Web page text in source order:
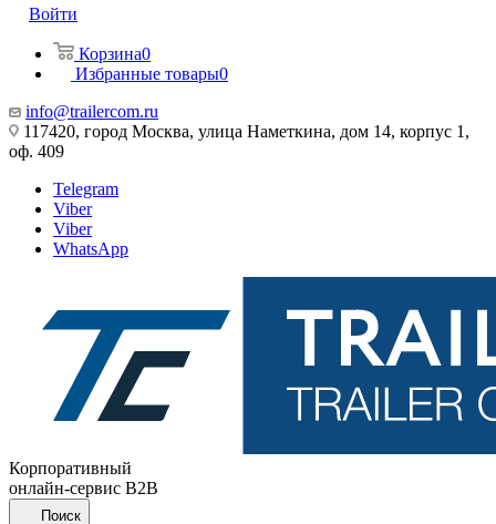
Войти
Корзина0
Избранные товары0
info@trailercom.ru
117420, город Москва, улица Наметкина, дом 14, корпус 1,
оф. 409
Telegram
Viber
Viber
WhatsApp
Корпоративный
онлайн-сервис B2B
Поиск